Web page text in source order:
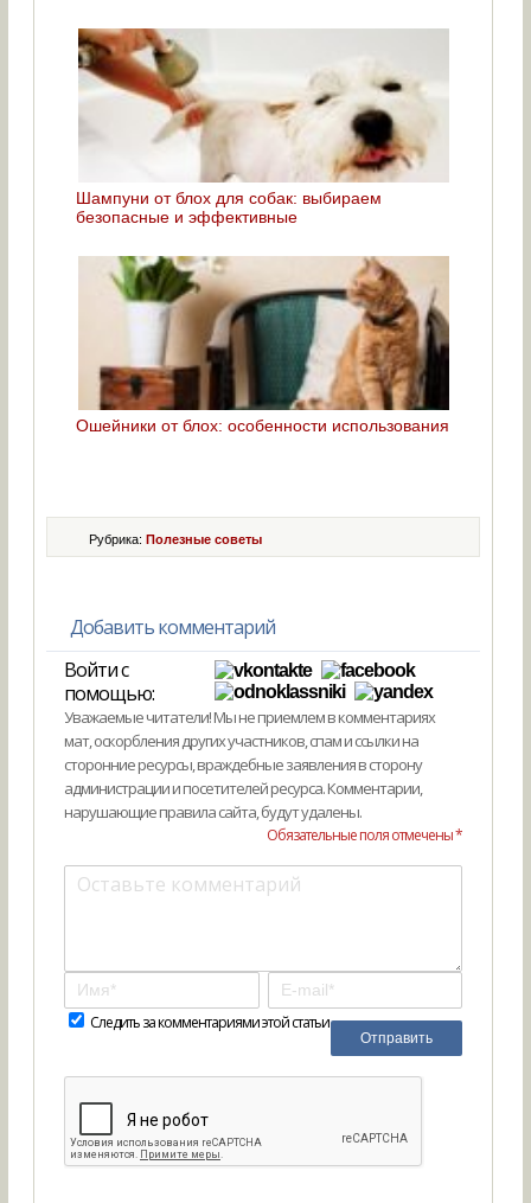
Шампуни от блох для собак: выбираем
безопасные и эффективные
Ошейники от блох: особенности использования
Рубрика:Полезные советы
Добавить комментарий
Войти с
помощью:
Уважаемые читатели! Мы не приемлем в комментариях
мат, оскорбления других участников, спам и ссылки на
сторонние ресурсы, враждебные заявления в сторону
администрации и посетителей ресурса. Комментарии,
нарушающие правила сайта, будут удалены.
Обязательные поля отмечены *
Следить за комментариями этой статьи